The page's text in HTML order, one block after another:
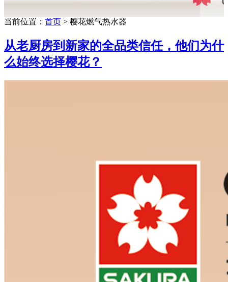
当前位置： 首页 > 樱花燃气热水器
从老厨房到新家的全品类信任，他们为什
么始终选择樱花？